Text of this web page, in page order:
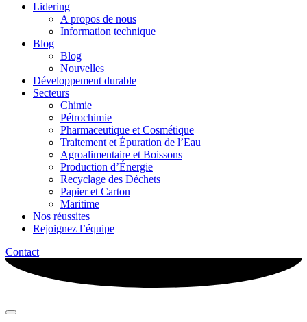
Lidering
A propos de nous
Information technique
Blog
Blog
Nouvelles
Développement durable
Secteurs
Chimie
Pétrochimie
Pharmaceutique et Cosmétique
Traitement et Épuration de l’Eau
Agroalimentaire et Boissons
Production d’Énergie
Recyclage des Déchets
Papier et Carton
Maritime
Nos réussites
Rejoignez l’équipe
Contact